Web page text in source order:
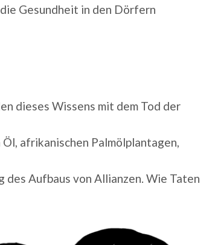
Gesundheit in den Dörfern
dieses Wissens mit dem Tod der
afrikanischen Palmölplantagen,
Aufbaus von Allianzen. Wie Taten